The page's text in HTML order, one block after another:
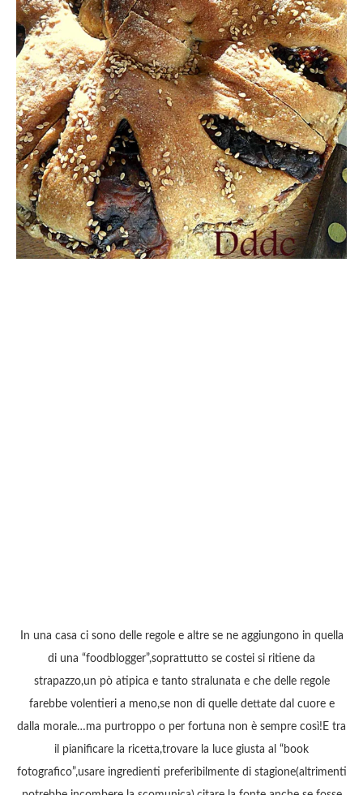
In una casa ci sono delle regole e altre se ne aggiungono in quella
di una “foodblogger”,soprattutto se costei si ritiene da
strapazzo,un pò atipica e tanto stralunata e che delle regole
farebbe volentieri a meno,se non di quelle dettate dal cuore e
dalla morale…ma purtroppo o per fortuna non è sempre così!E tra
il pianificare la ricetta,trovare la luce giusta al “book
fotografico”,usare ingredienti preferibilmente di stagione(altrimenti